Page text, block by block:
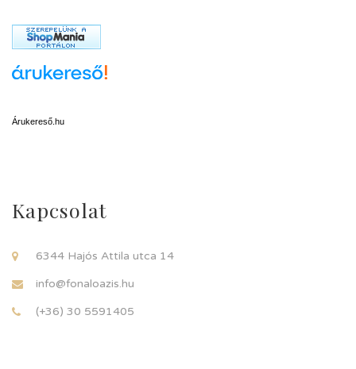
Árukereső.hu
Kapcsolat
6344 Hajós Attila utca 14
info@fonaloazis.hu
(+36) 30 5591405